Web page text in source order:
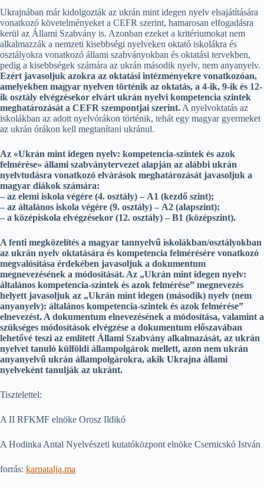
Ukrajnában már kidolgozták az ukrán mint idegen nyelv elsajátítására
vonatkozó követelményeket a CEFR szerint, hamarosan elfogadásra
kerül az Állami Szabvány is. Azonban ezeket a kritériumokat nem
alkalmazzák a nemzeti kisebbségi nyelveken oktató iskolákra és
osztályokra vonatkozó állami szabványokban és oktatási tervekben,
pedig a kisebbségek számára az ukrán második nyelv, nem anyanyelv.
Ezért javasoljuk azokra az oktatási intézményekre vonatkozóan,
amelyekben magyar nyelven történik az oktatás, a 4-ik, 9-ik és 12-
ik osztály elvégzésekor elvárt ukrán nyelvi kompetencia szintek
meghatározását a CEFR szempontjai szerint. A nyelvoktatás az
iskolákban az adott nyelvórákon történik, tehát egy magyar gyermeket
az ukrán órákon kell megtanítani ukránul.
Az «Ukrán mint idegen nyelv: kompetencia-szintek és azok
felmérése» állami szabványtervezet alapján az alábbi ukrán
nyelvtudásra vonatkozó elvárások meghatározását javasoljuk a
magyar diákok számára:
– az elemi iskola végére (4. osztály) – А1 (kezdő szint);
– az általános iskola végére (9. osztály) – А2 (alapszint);
– a középiskola elvégzésekor (12. osztály) – В1 (középszint).
A fenti megközelítés a magyar tannyelvű iskolákban/osztályokban
az ukrán nyelv oktatására és kompetencia felmérésére vonatkozó
megvalósítása érdekében javasoljuk a dokumentum
megnevezésének a módosítását. Az „Ukrán mint idegen nyelv:
általános kompetencia-szintek és azok felmérése” megnevezés
helyett javasoljuk az „Ukrán mint idegen (második) nyelv (nem
anyanyelv): általános kompetencia-szintek és azok felmérése”
elnevezést. A dokumentum elnevezésének a módosítása, valamint a
szükséges módosítások elvégzése a dokumentum előszavában
lehetővé teszi az említett Állami Szabvány alkalmazását, az ukrán
nyelvet tanuló külföldi állampolgárok mellett, azon nem ukrán
anyanyelvű ukrán állampolgárokra, akik Ukrajna állami
nyelveként tanulják az ukránt.
Tisztelettel:
A II RFKMF elnöke Orosz Ildikó
A Hodinka Antal Nyelvészeti kutatóközpont elnöke Csernicskó István
forrás: karpatalja.ma